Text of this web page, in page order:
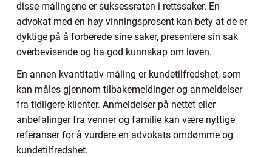
disse målingene er suksessraten i rettssaker. En
advokat med en høy vinningsprosent kan bety at de er
dyktige på å forberede sine saker, presentere sin sak
overbevisende og ha god kunnskap om loven.
En annen kvantitativ måling er kundetilfredshet, som
kan måles gjennom tilbakemeldinger og anmeldelser
fra tidligere klienter. Anmeldelser på nettet eller
anbefalinger fra venner og familie kan være nyttige
referanser for å vurdere en advokats omdømme og
kundetilfredshet.